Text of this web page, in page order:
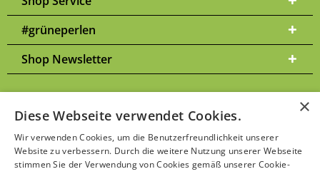
#grüneperlen
Shop Newsletter
* Alle Preise inkl. gesetzl. Mehrwertsteuer zzgl. Versandkosten
ggf. Nachnahmegebühren, wenn nicht anders beschrieben | Bitte
beachten Sie unsereDatenschutzerklärung
×
Diese Webseite verwendet Cookies.
Wir verwenden Cookies, um die Benutzerfreundlichkeit unserer
Website zu verbessern. Durch die weitere Nutzung unserer Webseite
stimmen Sie der Verwendung von Cookies gemäß unserer Cookie-